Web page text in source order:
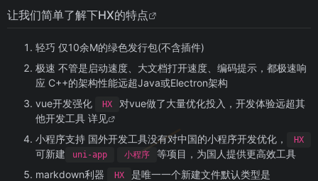
让我们简单了解下HX的特点
轻巧 仅10余M的绿色发行包(不含插件)
极速 不管是启动速度、大文档打开速度、编码提示，都极速响
应 C++的架构性能远超Java或Electron架构
vue开发强化
HX
对vue做了大量优化投入，开发体验远超其
他开发工具 详见
小程序支持 国外开发工具没有对中国的小程序开发优化，
HX
可新建 uni-app 小程序
等项目，为国人提供更高效工具
markdown利器
HX
是唯一一个新建文件默认类型是